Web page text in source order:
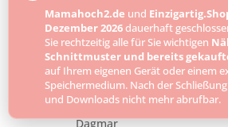
aus dem Handgelenk so
aber ich hoffe, nach deiner
Anleitung muss es jetzt
Ich wünsch dir noch
Liebe Grüße
Dagmar
Mamahoch2.de und
Dezember 2026dauerhaft
Sie rechtzeitig alle für Sie wichtigen
Schnittmuster und bereits
auf Ihrem eigenen Gerät oder einem
Speichermedium. Nach der
und Downloads nicht mehr abrufbar.